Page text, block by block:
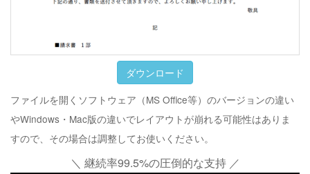
ダウンロード
ファイルを開くソフトウェア（MS Office等）のバージョンの違い
やWindows・Mac版の違いでレイアウトが崩れる可能性はありま
すので、その場合は調整してお使いください。
＼ 継続率99.5%の圧倒的な支持 ／